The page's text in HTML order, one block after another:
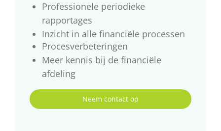
Professionele periodieke
rapportages
Inzicht in alle financiële processen
Procesverbeteringen
Meer kennis bij de financiële
afdeling
Neem contact op